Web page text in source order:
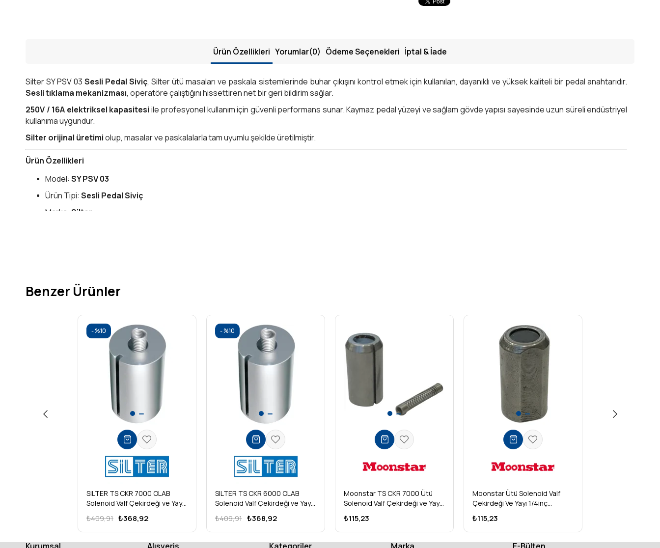
Ürün Özellikleri Yorumlar(0) Ödeme Seçenekleri İptal & İade
Silter SY PSV 03Sesli Pedal Siviç, Silter ütü masaları ve paskala sistemlerinde buhar çıkışını kontrol etmek için kullanılan, dayanıklı ve yüksek kaliteli bir pedal anahtarıdır.
Sesli tıklama mekanizması, operatöre çalıştığını hissettiren net bir geri bildirim sağlar.
250V / 16A elektriksel kapasitesi ile profesyonel kullanım için güvenli performans sunar. Kaymaz pedal yüzeyi ve sağlam gövde yapısı sayesinde uzun süreli endüstriyel
kullanıma uygundur.
Silter orijinal üretimiolup, masalar ve paskalalarla tam uyumlu şekilde üretilmiştir.
Ürün Özellikleri
Model: SY PSV 03
Ürün Tipi: Sesli Pedal Siviç
Marka: Silter
Gövde: Kaymaz yüzeyli, yüksek dayanımlı plastik yapı
Silter orijinal yedek parçası
Buhar çıkışı kontrolü
Benzer Ürünler
SILTER TS CKR 7000 OLAB
Solenoid Valf Çekirdeği ve Yayı
₺368,92
₺409,91
%10
SILTER TS CKR 6000 OLAB
Solenoid Valf Çekirdeği ve Yayı
₺368,92
₺409,91
%10
Moonstar TS CKR 7000 Ütü
Solenoid Valf Çekirdeği ve Yayı
₺115,23
Moonstar Ütü Solenoid Valf
Çekirdeği Ve Yayı 1/4inç
₺115,23